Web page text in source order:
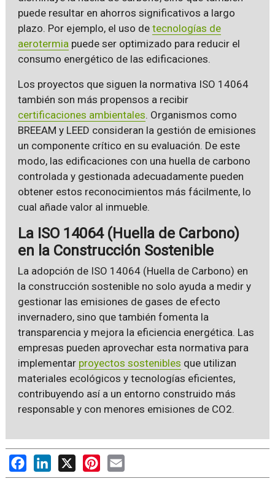
puede resultar en ahorros significativos a largo
plazo. Por ejemplo, el uso de tecnologías de
aerotermia puede ser optimizado para reducir el
consumo energético de las edificaciones.
Los proyectos que siguen la normativa ISO 14064
también son más propensos a recibir
certificaciones ambientales. Organismos como
BREEAM y LEED consideran la gestión de emisiones
un componente crítico en su evaluación. De este
modo, las edificaciones con una huella de carbono
controlada y gestionada adecuadamente pueden
obtener estos reconocimientos más fácilmente, lo
cual añade valor al inmueble.
La ISO 14064 (Huella de Carbono)
en la Construcción Sostenible
La adopción de ISO 14064 (Huella de Carbono) en
la construcción sostenible no solo ayuda a medir y
gestionar las emisiones de gases de efecto
invernadero, sino que también fomenta la
transparencia y mejora la eficiencia energética. Las
empresas pueden aprovechar esta normativa para
implementar proyectos sostenibles que utilizan
materiales ecológicos y tecnologías eficientes,
contribuyendo así a un entorno construido más
responsable y con menores emisiones de CO2.
FacebookLinkedIn
X PinterestEmail